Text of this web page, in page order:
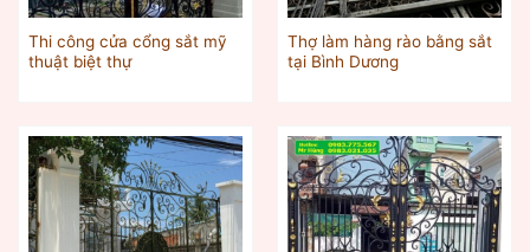
Thi công cửa cổng sắt mỹ
thuật biệt thự
Thợ làm hàng rào bằng sắt
tại Bình Dương